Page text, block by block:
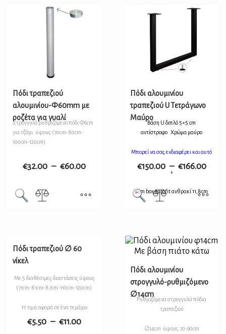
Πόδι τραπεζιού
αλουμινίου-Φ60mm με
ροζέτα για γυαλί
Στρογγυλό ρυθμιζόμενο πόδι Φ6cm
για τζάμι. ύψους (70cm-80cm-
100cm-120cm)
€32.00 – €60.00
Πόδι αλουμινίου
τραπεζιού U Τετράγωνο
Μαύρο
Βάση U διπλό 5×5 cm
αντίστροφοΧρώμα μαύρο
Μπορεί να σας ενδιαφέρει και αυτό
↓
slim box eurofit ανθρακί 11,8cm
€150.00 – €166.00
Πόδι τραπεζιού ∅ 60
νίκελ
Με 5 διαθέσιμες διαστάσεις ύψους
(71cm-81cm-87cm-110cm-120cm)
Η τιμή αφορά σε ένα τεμάχιο
€5.50 – €11.00
Πόδι αλουμινίου
στρογγυλό-ρυθμιζόμενο
∅14cm
Ρυθμιζόμενα στρογγυλά πόδια
τραπεζιού
∅14cm ύψους 70-90cm